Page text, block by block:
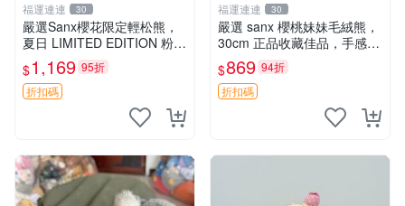
福運連連 30
嚴選Sanx櫻花限定輕松熊，
夏日 LIMITED EDITION 粉色
毛絨熊，背有拉鏈設計，肚內
填充豆袋，精致工藝呈現，狀
態如新，適合收藏與送人 櫻
$1,169 95折
折扣碼
福運連連 30
嚴選 sanx 櫻桃妹妹毛絨熊，
30cm 正品收藏佳品，手感極
軟，適合贈送與收藏 櫻桃妹
妹、sanx、毛絨熊
$869 94折
折扣碼